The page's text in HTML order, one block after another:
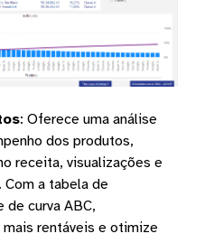
: Oferece uma análise
dos produtos,
receita, visualizações e
Com a tabela de
de curva ABC,
rentáveis e otimize